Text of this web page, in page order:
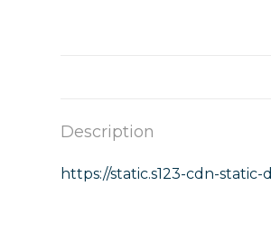
Description
https://static.s123-cdn-static-